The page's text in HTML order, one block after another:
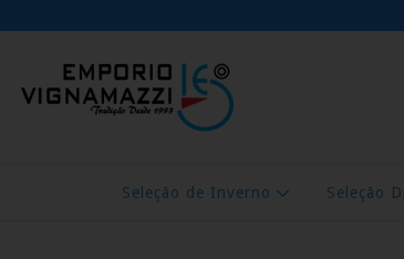
Seleção de Inverno Seleção